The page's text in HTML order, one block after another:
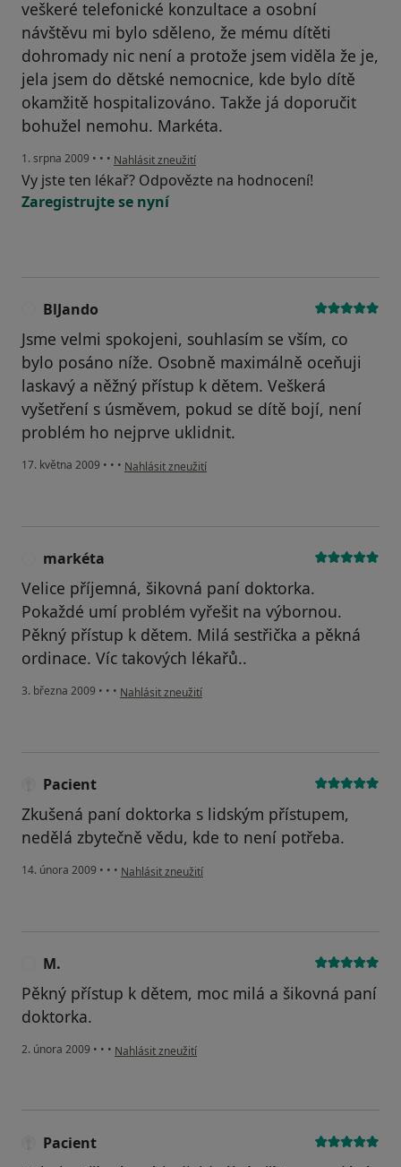
veškeré telefonické konzultace a osobní
návštěvu mi bylo sděleno, že mému dítěti
dohromady nic není a protože jsem viděla že je,
jela jsem do dětské nemocnice, kde bylo dítě
okamžitě hospitalizováno. Takže já doporučit
bohužel nemohu. Markéta.
1. srpna 2009 • • • podle názoru uživatele MM
Nahlásit zneužití
Vy jste ten lékař? Odpovězte na hodnocení!
Zaregistrujte se nyní
BlJando
Jsme velmi spokojeni, souhlasím se vším, co
bylo posáno níže. Osobně maximálně oceňuji
laskavý a něžný přístup k dětem. Veškerá
vyšetření s úsměvem, pokud se dítě bojí, není
problém ho nejprve uklidnit.
17. května 2009 • • • podle názoru uživatele BlJando
Nahlásit zneužití
markéta
Velice příjemná, šikovná paní doktorka.
Pokaždé umí problém vyřešit na výbornou.
Pěkný přístup k dětem. Milá sestřička a pěkná
ordinace. Víc takových lékařů..
3. března 2009 • • • podle názoru uživatele markéta
Nahlásit zneužití
Pacient
Zkušená paní doktorka s lidským přístupem,
nedělá zbytečně vědu, kde to není potřeba.
14. února 2009 • • • podle názoru uživatele Pacient
Nahlásit zneužití
M.
Pěkný přístup k dětem, moc milá a šikovná paní
doktorka.
2. února 2009 • • • podle názoru uživatele M.
Nahlásit zneužití
Pacient